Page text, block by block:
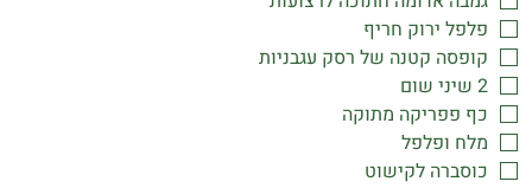
פלפל ירוק חריף
קופסה קטנה של רסק עגבניות
2 שיני שום
כף פפריקה מתוקה
מלח ופלפל
כוסברה לקישוט